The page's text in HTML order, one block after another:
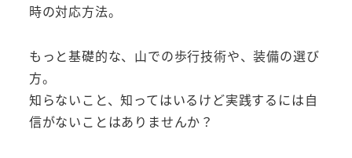
時の対応方法。
もっと基礎的な、山での歩行技術や、装備の選び
方。
知らないこと、知ってはいるけど実践するには自
信がないことはありませんか？